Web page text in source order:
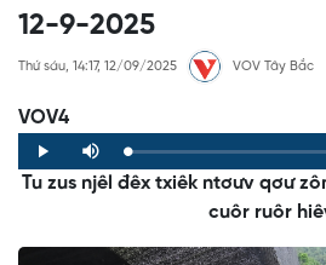
12-9-2025
Thứ sáu, 14:17, 12/09/2025 VOV Tây Bắc
VOV4
Play Mute Loaded:
0%
Progress:
0%
Tu zus njêl đêx txiêk ntơưv qơư
cuôr ruôr